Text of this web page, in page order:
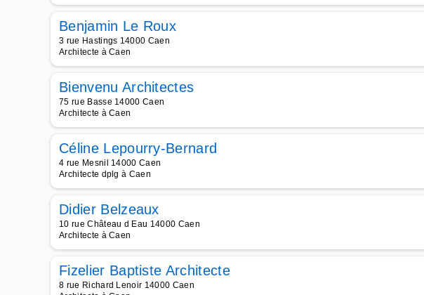
Benjamin Le Roux
3 rue Hastings 14000 Caen
Architecte à Caen
Bienvenu Architectes
75 rue Basse 14000 Caen
Architecte à Caen
Céline Lepourry-Bernard
4 rue Mesnil 14000 Caen
Architecte dplg à Caen
Didier Belzeaux
10 rue Château d Eau 14000 Caen
Architecte à Caen
Fizelier Baptiste Architecte
8 rue Richard Lenoir 14000 Caen